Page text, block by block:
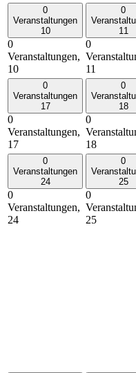
0
Veranstaltungen
10
0
Veranstaltungen,
10
0
11
0
11
0
Veranstaltungen
17
0
Veranstaltungen,
17
0
18
0
18
0
Veranstaltungen
24
0
Veranstaltungen,
24
0
25
0
25